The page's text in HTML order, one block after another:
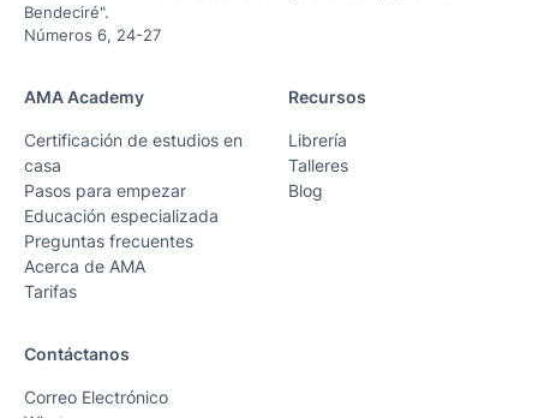
Bendeciré".
Números 6, 24-27
AMA Academy
Certificación de estudios en
casa
Pasos para empezar
Educación especializada
Preguntas frecuentes
Acerca de AMA
Tarifas
Recursos
Librería
Talleres
Blog
Contáctanos
Correo Electrónico